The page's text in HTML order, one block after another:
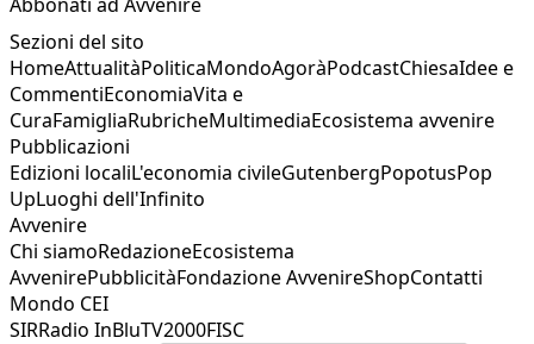
Sezioni del sito
HomeAttualitàPoliticaMondoAgoràPodcastChiesaIdee e
CommentiEconomiaVita e
CuraFamigliaRubricheMultimediaEcosistema avvenire
Pubblicazioni
Edizioni localiL'economia civileGutenbergPopotusPop
UpLuoghi dell'Infinito
Avvenire
Chi siamoRedazioneEcosistema
AvvenirePubblicitàFondazione AvvenireShopContatti
Mondo CEI
SIRRadio InBluTV2000FISC